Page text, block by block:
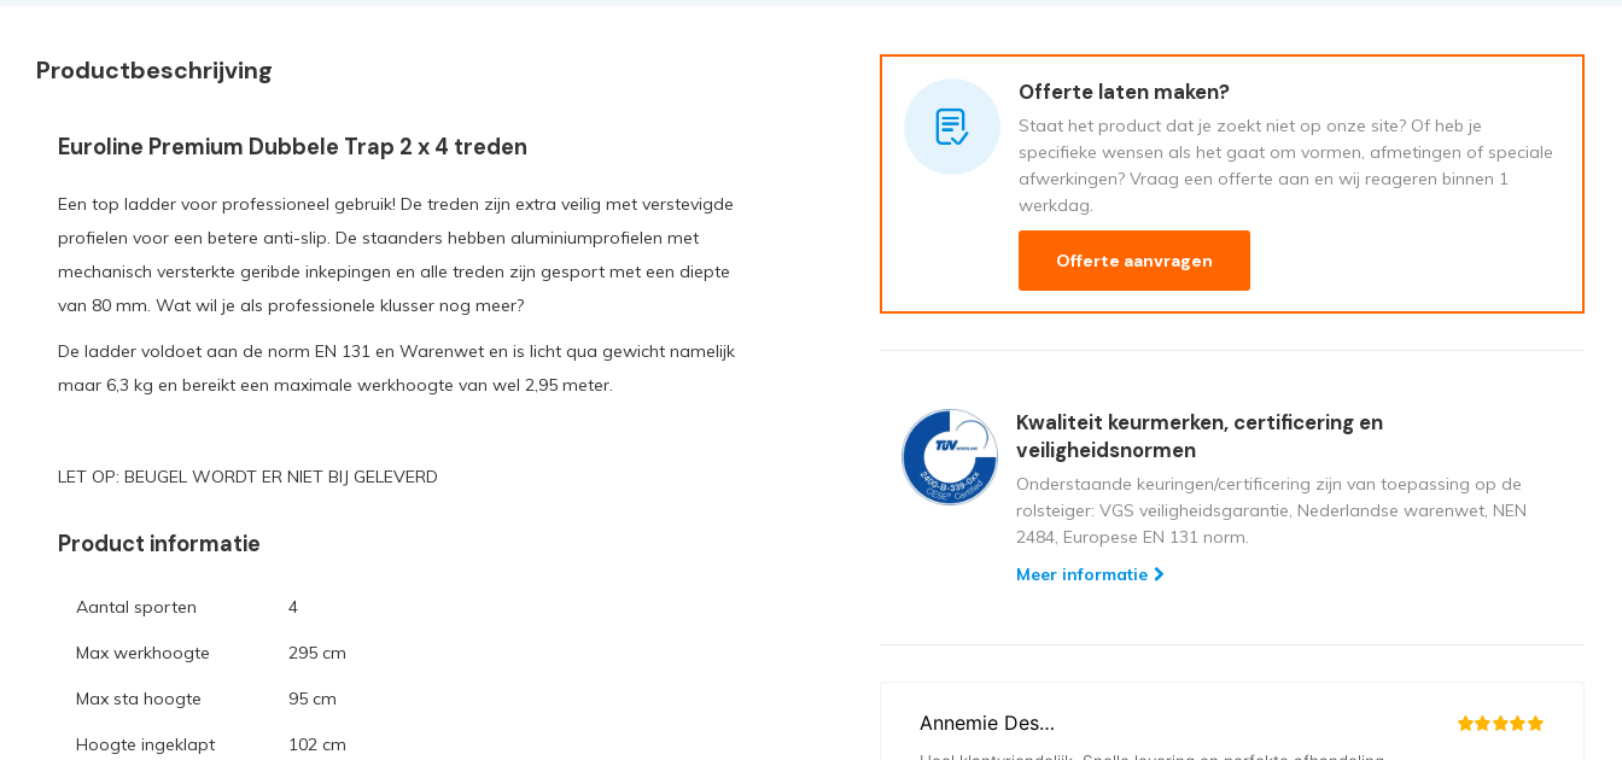
Productbeschrijving
Euroline Premium Dubbele Trap 2 x 4 treden
Een top ladder voor professioneel gebruik! De treden zijn extra veilig met verstevigde
profielen voor een betere anti-slip. De staanders hebben aluminiumprofielen met
mechanisch versterkte geribde inkepingen en alle treden zijn gesport met een diepte
van 80 mm. Wat wil je als professionele klusser nog meer?
De ladder voldoet aan de norm EN 131 en Warenwet en is licht qua gewicht namelijk
maar 6,3 kg en bereikt een maximale werkhoogte van wel 2,95 meter.
LET OP: BEUGEL WORDT ER NIET BIJ GELEVERD
Product informatie
Aantal sporten 4
Max werkhoogte 295 cm
Max sta hoogte 95 cm
Hoogte ingeklapt 102 cm
Offerte laten maken?
Staat het product dat je zoekt niet op onze site? Of heb je
specifieke wensen als het gaat om vormen, afmetingen of speciale
afwerkingen? Vraag een offerte aan en wij reageren binnen 1
werkdag.
Offerte aanvragen
Kwaliteit keurmerken, certificering en
veiligheidsnormen
Onderstaande keuringen/certificering zijn van toepassing op de
rolsteiger: VGS veiligheidsgarantie, Nederlandse warenwet, NEN
2484, Europese EN 131 norm.
Meer informatie